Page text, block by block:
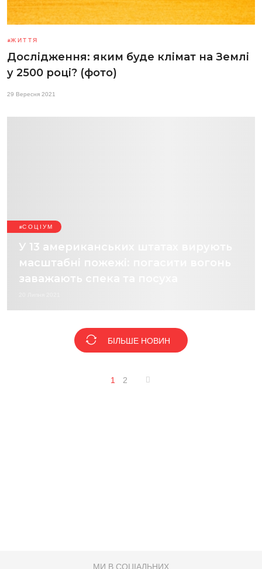
ЖИТТЯ
Дослідження: яким буде клімат на Землі
у 2500 році? (фото)
29 Вересня 2021
СОЦІУМ
У 13 американських штатах вирують
масштабні пожежі: погасити вогонь
заважають спека та посуха
БІЛЬШЕ НОВИН
1 2
МИ В СОЦІАЛЬНИХ